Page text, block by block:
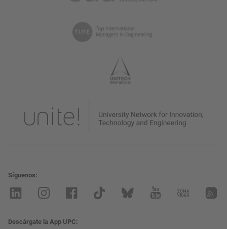
Síguenos
Descárgate la App UPC